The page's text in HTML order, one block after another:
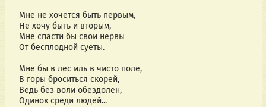
Мне не хочется быть первым,
Не хочу быть и вторым,
Мне спасти бы свои нервы
От бесплодной суеты.
Мне бы в лес иль в чисто поле,
В горы броситься скорей,
Ведь без воли обездолен,
Одинок среди людей...